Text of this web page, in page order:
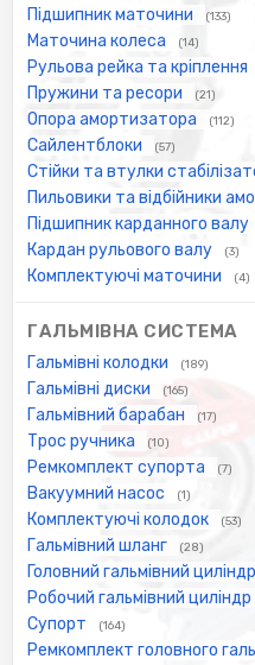
Підшипник маточини (133)
Маточина колеса (14)
Рульова рейка та кріплення
Пружини та ресори (21)
Опора амортизатора (112)
Сайлентблоки (57)
Стійки та втулки
Пильовики та відбійники
Підшипник карданного валу
Кардан рульового валу (3)
Комплектуючі маточини (4)
ГАЛЬМІВНА СИСТЕМА
Гальмівні колодки (189)
Гальмівні диски (165)
Гальмівний барабан (17)
Трос ручника (10)
Ремкомплект супорта (7)
Вакуумний насос (1)
Комплектуючі колодок (53)
Гальмівний шланг (28)
Головний гальмівний циліндр
Робочий гальмівний циліндр
Супорт (164)
Ремкомплект головного